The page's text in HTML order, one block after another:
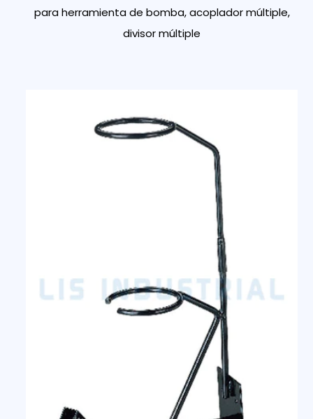
para herramienta de bomba, acoplador múltiple,
divisor múltiple